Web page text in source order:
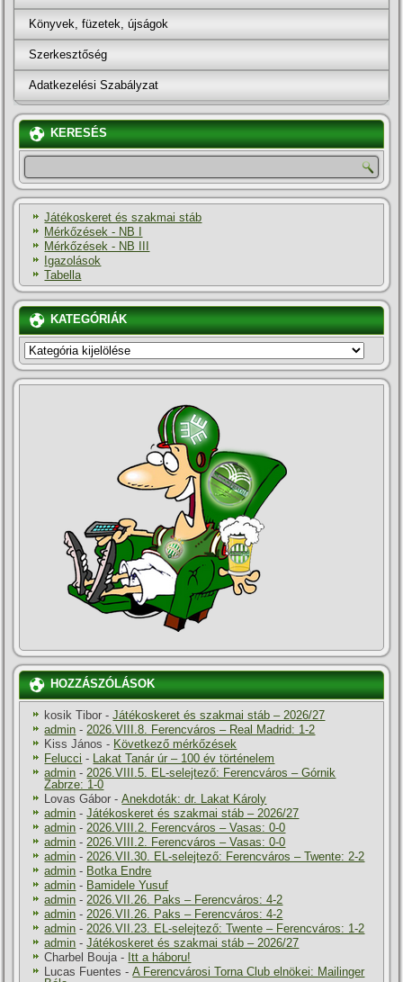
Könyvek, füzetek, újságok
Szerkesztőség
Adatkezelési Szabályzat
KERESÉS
Játékoskeret és szakmai stáb
Mérkőzések - NB I
Mérkőzések - NB III
Igazolások
Tabella
KATEGÓRIÁK
KATEGÓRIÁK
HOZZÁSZÓLÁSOK
kosik Tibor -Játékoskeret és szakmai stáb – 2026/27
admin -2026.VIII.8. Ferencváros – Real Madrid: 1-2
Kiss János - Következő mérkőzések
Felucci - Lakat Tanár úr – 100 év történelem
admin -2026.VIII.5. EL-selejtező: Ferencváros – Górnik
Zabrze: 1-0
Lovas Gábor -Anekdoták: dr. Lakat Károly
admin -Játékoskeret és szakmai stáb – 2026/27
admin -2026.VIII.2. Ferencváros – Vasas: 0-0
admin -2026.VIII.2. Ferencváros – Vasas: 0-0
admin -2026.VII.30. EL-selejtező: Ferencváros – Twente: 2-2
admin - Botka Endre
admin - Bamidele Yusuf
admin -2026.VII.26. Paks – Ferencváros: 4-2
admin -2026.VII.26. Paks – Ferencváros: 4-2
admin -2026.VII.23. EL-selejtező: Twente – Ferencváros: 1-2
admin -Játékoskeret és szakmai stáb – 2026/27
Charbel Bouja- Itt a háboru!
Lucas Fuentes -A Ferencvárosi Torna Club elnökei: Mailinger